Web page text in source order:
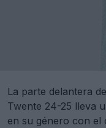
La parte delantera
Twente 24-25 lleva
en su género con el